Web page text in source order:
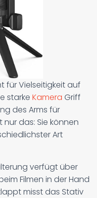
für Vielseitigkeit auf
starke Kamera Griff
des Arms für
nur das: Sie können
Art
verfügt über
Filmen in der Hand
misst das Stativ